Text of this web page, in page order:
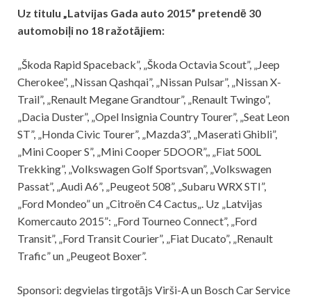
Uz titulu „Latvijas Gada auto 2015” pretendē 30
automobiļi no 18 ražotājiem:
„Škoda Rapid Spaceback”, „Škoda Octavia Scout”, „Jeep
Cherokee”, „Nissan Qashqai”, „Nissan Pulsar”, „Nissan X-
Trail”, „Renault Megane Grandtour”, „Renault Twingo”,
„Dacia Duster”, „Opel Insignia Country Tourer”, „Seat Leon
ST”, „Honda Civic Tourer”, „Mazda3”, „Maserati Ghibli”,
„Mini Cooper S”, „Mini Cooper 5DOOR”,, „Fiat 500L
Trekking”, „Volkswagen Golf Sportsvan”, „Volkswagen
Passat”, „Audi A6”, „Peugeot 508”, „Subaru WRX STI”,
„Ford Mondeo” un „Citroën C4 Cactus„. Uz „Latvijas
Komercauto 2015”: „Ford Tourneo Connect”, „Ford
Transit”, „Ford Transit Courier”, „Fiat Ducato”, „Renault
Trafic” un „Peugeot Boxer”.
Sponsori: degvielas tirgotājs Virši-A un Bosch Car Service